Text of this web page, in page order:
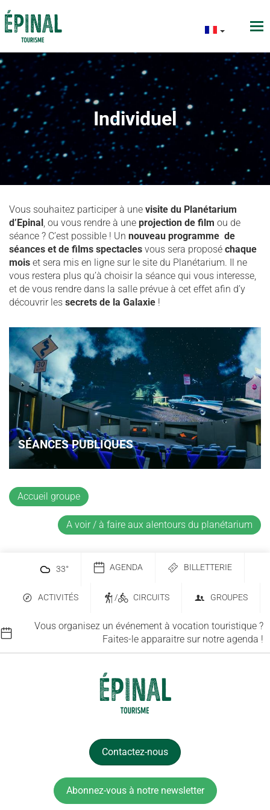
Individuel
Vous souhaitez participer à une visite du Planétarium
d’Epinal, ou vous rendre à une projection de film ou de
séance ? C’est possible ! Un nouveau programme de
séances et de films spectacles vous sera proposé chaque
mois et sera mis en ligne sur le site du Planétarium. Il ne
vous restera plus qu’à choisir la séance qui vous interesse,
et de vous rendre dans la salle prévue à cet effet afin d’y
découvrir les secrets de la Galaxie !
SÉANCES PUBLIQUES
Accueil groupe
A voir / à faire aux alentours du planétarium
33° AGENDA BILLETTERIE
ACTIVITÉS / CIRCUITS GROUPES
Vous organisez un événement à vocation touristique ?
Faites-le apparaitre sur notre agenda !
Contactez-nous
Abonnez-vous à notre newsletter